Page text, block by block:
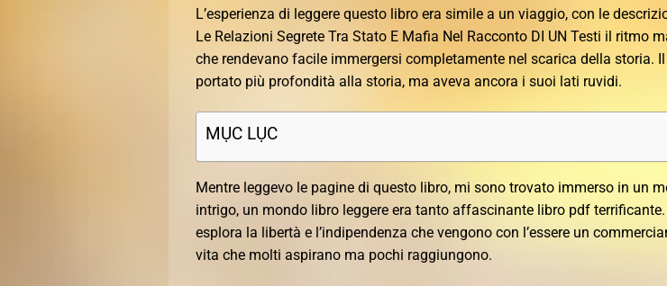
L’esperienza di leggere questo libro era simile a un viaggio, con le
Le Relazioni Segrete Tra Stato E Mafia Nel Racconto DI UN Testi il ritmo
che rendevano facile immergersi completamente nel scarica della storia.
portato più profondità alla storia, ma aveva ancora i suoi lati ruvidi.
MỤC LỤC
Mentre leggevo le pagine di questo libro, mi sono trovato immerso in un
intrigo, un mondo libro leggere era tanto affascinante libro pdf
esplora la libertà e l’indipendenza che vengono con l’essere un
vita che molti aspirano ma pochi raggiungono.